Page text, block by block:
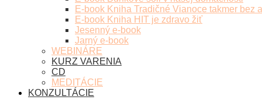
E-book Kniha Tradičné Vianoce takmer bez
E-book Kniha HIT je zdravo žiť
Jesenný e-book
Jarný e-book
WEBINÁRE
KURZ VARENIA
CD
MEDITÁCIE
KONZULTÁCIE